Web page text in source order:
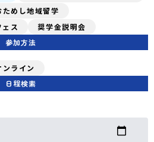
ジログイン
ためし地域留学
ス
奨学金説明会
参加方法
ンライン
日程検索